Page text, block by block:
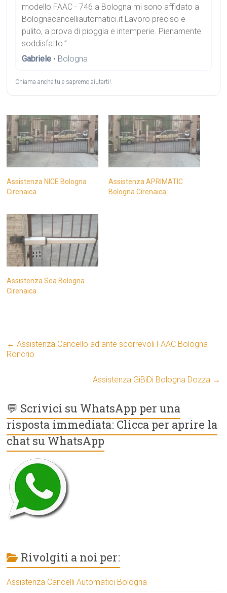
modello FAAC - 746 a Bologna mi sono affidato a
Bolognacancelliautomatici.it Lavoro preciso e
pulito, a prova di pioggia e intemperie. Pienamente
soddisfatto.”
Gabriele • Bologna
Chiama anche tu e sapremo aiutarti!.
Assistenza NICE Bologna
Cirenaica
Assistenza APRIMATIC
Bologna Cirenaica
Assistenza Sea Bologna
Cirenaica
← Assistenza Cancello ad ante scorrevoli FAAC Bologna
Roncrio
Assistenza GiBiDi Bologna Dozza →
💬 Scrivici su WhatsApp per una
risposta immediata: Clicca per aprire la
chat su WhatsApp
Rivolgiti a noi per:
Assistenza Cancelli Automatici Bologna